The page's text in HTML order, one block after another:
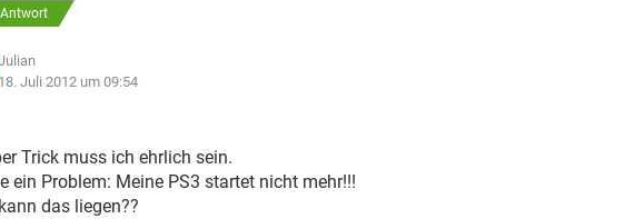
Antwort
18. Juli 2012 um 09:54
Trick muss ich ehrlich sein.
ein Problem: Meine PS3 startet nicht mehr!!!
das liegen??